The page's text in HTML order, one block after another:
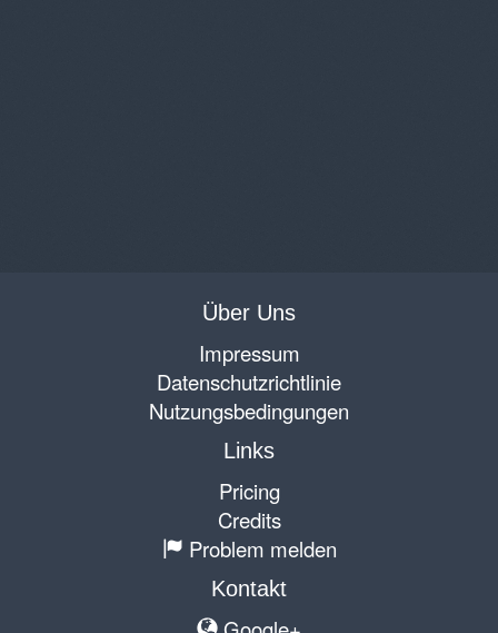
Über Uns
Impressum
Datenschutzrichtlinie
Nutzungsbedingungen
Links
Pricing
Credits
Problem melden
Kontakt